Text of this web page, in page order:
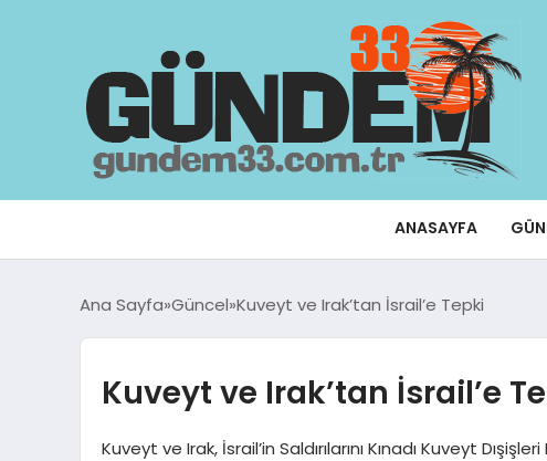
ANASAYFA
Ana Sayfa Güncel Kuveyt ve Irak’tan İsrail’e Tepki
Kuveyt ve Irak’tan İsrail’e
Kuveyt ve Irak, İsrail’in Saldırılarını Kınadı Kuveyt